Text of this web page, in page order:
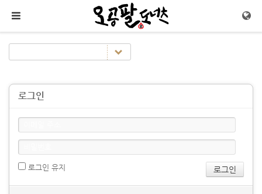
로그인
로그인 유지